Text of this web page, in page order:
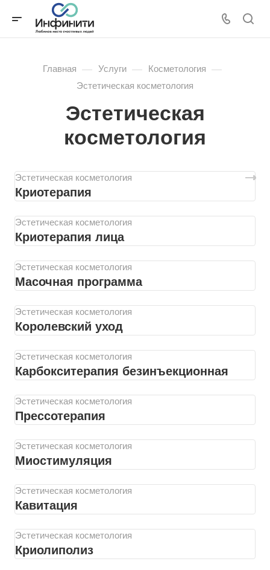
Главная — Услуги — Косметология —
Эстетическая косметология
Эстетическая
косметология
Эстетическая косметология
Криотерапия
Эстетическая косметология
Криотерапия лица
Эстетическая косметология
Масочная программа
Эстетическая косметология
Королевский уход
Эстетическая косметология
Карбокситерапия безинъекционная
Эстетическая косметология
Прессотерапия
Эстетическая косметология
Миостимуляция
Эстетическая косметология
Кавитация
Эстетическая косметология
Криолиполиз